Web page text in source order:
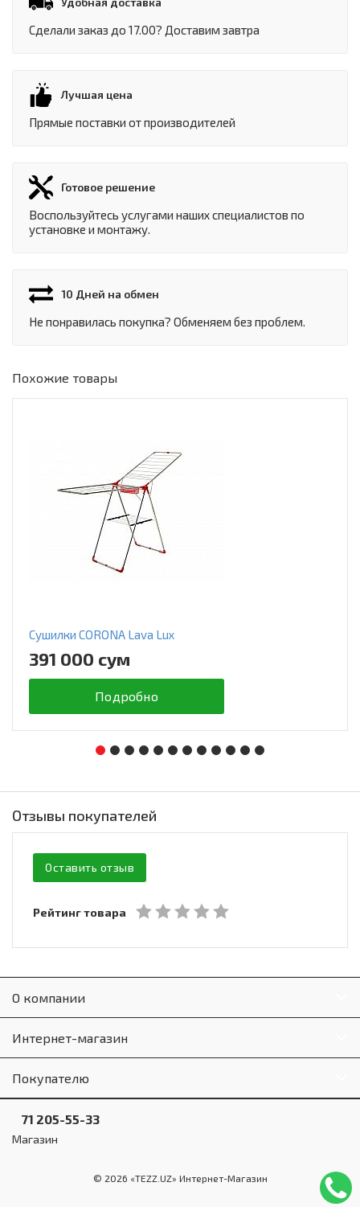
Сделали заказ до 17.00? Доставим завтра
Лучшая цена
Прямые поставки от производителей
Готовое решение
Воспользуйтесь услугами наших специалистов по
установке и монтажу.
10 Дней на обмен
Не понравилась покупка? Обменяем без проблем.
Похожие товары
Сушилки CORONA Lava Lux
391 000 сум
Подробно
Отзывы покупателей
Оставить отзыв
Рейтинг товара
О компании
Интернет-магазин
Покупателю
71 205-55-33
Магазин
© 2026 «TEZZ.UZ» Интернет-Магазин